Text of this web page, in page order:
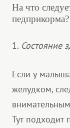
На что
педприкорма?
1. Состояние
Если у
желудком,
Тут